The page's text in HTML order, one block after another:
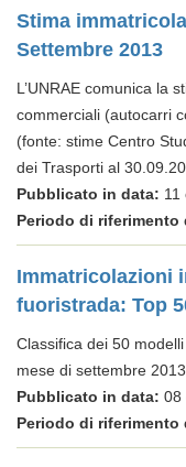
Stima
Settembre 2013
L’UNRAE comunica la
commerciali (autocarri
(fonte: stime Centro
dei Trasporti al
Pubblicato in data: 11
Periodo di riferimento
Immatricolazioni
fuoristrada: Top
Classifica dei 50
mese di settembre
Pubblicato in data: 08
Periodo di riferimento